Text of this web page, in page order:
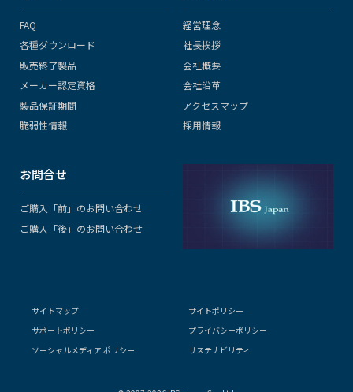
FAQ
各種ダウンロード
販売終了製品
メーカー認定資格
製品保証期間
脆弱性情報
経営理念
社長挨拶
会社概要
会社沿革
アクセスマップ
採用情報
お問合せ
ご購入「前」のお問い合わせ
ご購入「後」のお問い合わせ
サイトマップ
サイトポリシー
サポートポリシー
プライバシーポリシー
ソーシャルメディア ポリシー
サステナビリティ